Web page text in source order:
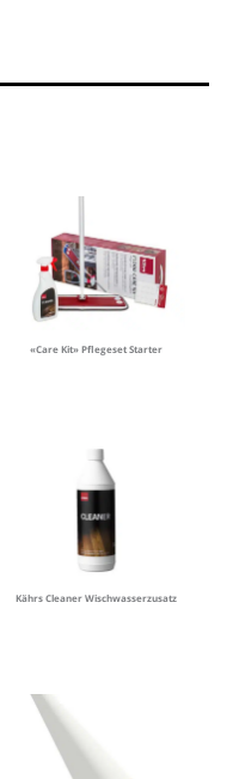
«Care Kit» Pflegeset Starter
Kährs Cleaner Wischwasserzusatz